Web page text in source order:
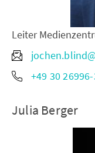
Leiter
+49 30
Julia Berger